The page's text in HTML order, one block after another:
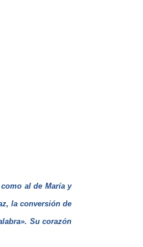
al de María y
la conversión de
Su corazón